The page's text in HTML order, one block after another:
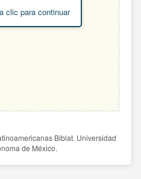
clic para continuar
Biblat. Universidad
de México.